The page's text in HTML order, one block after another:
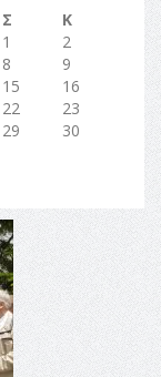
Σ
Κ
1
2
8
9
15
16
22
23
29
30